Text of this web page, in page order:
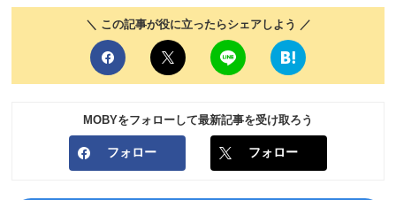
＼ この記事が役に立ったらシェアしよう ／
MOBYをフォローして最新記事を受け取ろう
フォロー フォロー